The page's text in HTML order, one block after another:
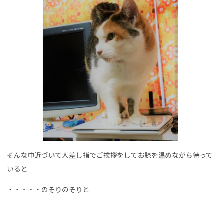
そんな中近づいて人差し指でご挨拶をしてお膝を温めながら待って
いると
・・・・・のそりのそりと